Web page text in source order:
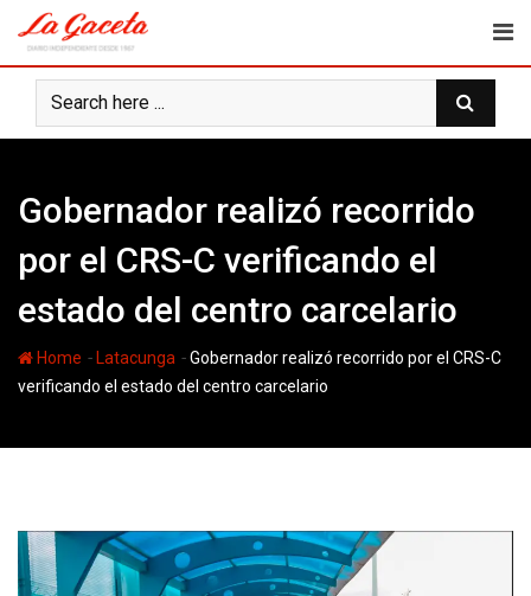
content
Gobernador realizó recorrido
por el CRS-C verificando el
estado del centro carcelario
Home - Latacunga -Gobernador realizó recorrido por el CRS-C
verificando el estado del centro carcelario